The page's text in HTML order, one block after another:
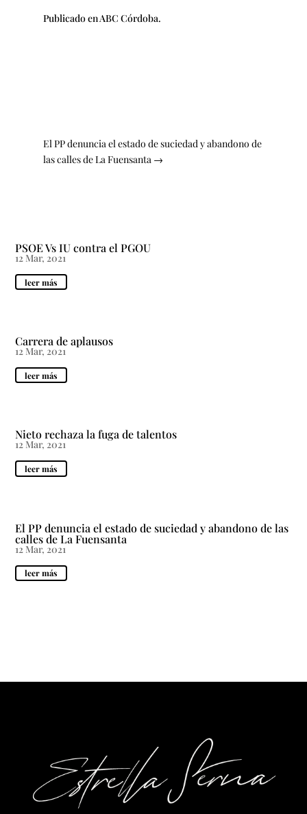
Publicado en ABC Córdoba.
El PP denuncia el estado de suciedad y abandono de
las calles de La Fuensanta→
PSOE Vs IU contra el PGOU
12 Mar, 2021
leer más
Carrera de aplausos
12 Mar, 2021
leer más
Nieto rechaza la fuga de talentos
12 Mar, 2021
leer más
El PP denuncia el estado de suciedad y abandono de las
calles de La Fuensanta
12 Mar, 2021
leer más